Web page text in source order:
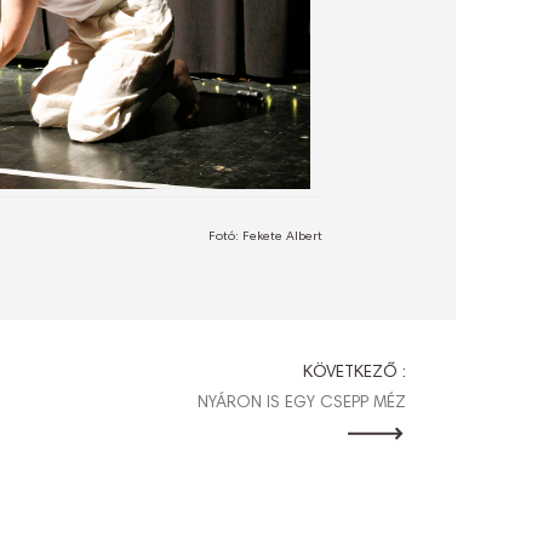
Fotó: Fekete Albert
KÖVETKEZŐ :
NYÁRON IS EGY CSEPP MÉZ